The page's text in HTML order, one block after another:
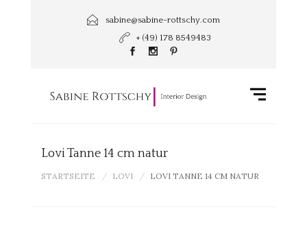
sabine@sabine-rottschy.com
+ (49) 178 8549483
Lovi Tanne 14 cm natur
STARTSEITE LOVI LOVI TANNE 14 CM NATUR